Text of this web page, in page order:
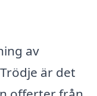
av
är det